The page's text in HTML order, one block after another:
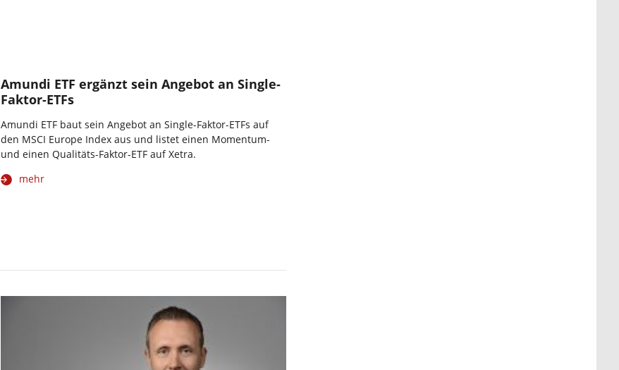
Amundi ETF ergänzt sein Angebot an Single-
Faktor-ETFs
Amundi ETF baut sein Angebot an Single-Faktor-ETFs auf
den MSCI Europe Index aus und listet einen Momentum-
und einen Qualitäts-Faktor-ETF auf Xetra.
mehr